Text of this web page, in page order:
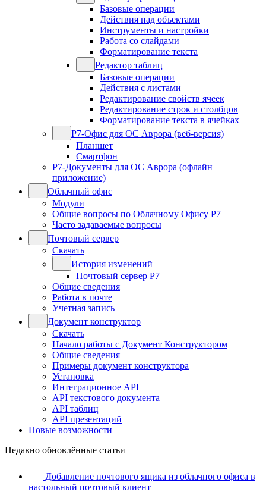
Базовые операции
Действия над объектами
Инструменты и настройки
Работа со слайдами
Форматирование текста
Редактор таблиц
Базовые операции
Действия с листами
Редактирование свойств ячеек
Редактирование строк и столбцов
Форматирование текста в ячейках
Р7-Офис для ОС Аврора (веб-версия)
Планшет
Смартфон
Р7-Документы для ОС Аврора (офлайн
приложение)
Облачный офис
Модули
Общие вопросы по Облачному Офису Р7
Часто задаваемые вопросы
Почтовый сервер
Скачать
История изменений
Почтовый сервер Р7
Общие сведения
Работа в почте
Учетная запись
Документ конструктор
Скачать
Начало работы с Документ Конструктором
Общие сведения
Примеры документ конструктора
Установка
Интеграционное API
API текстового документа
API таблиц
API презентаций
Новые возможности
Недавно обновлённые статьи
Добавление почтового ящика из облачного офиса в
настольный почтовый клиент